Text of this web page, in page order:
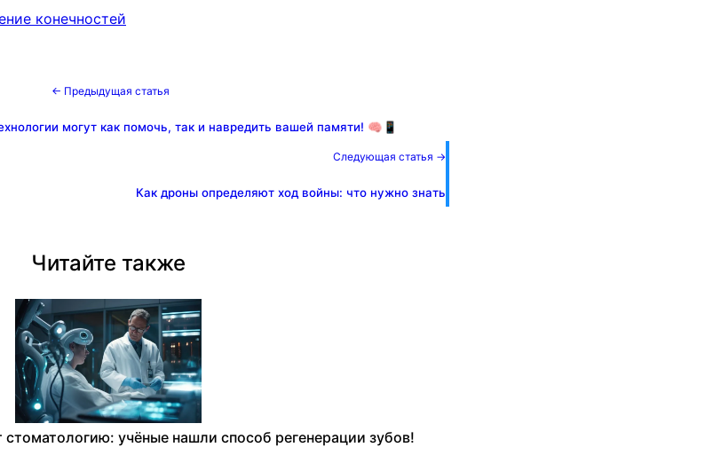
конечностей
← Предыдущая статья
могут как помочь, так и навредить вашей памяти! 🧠📱
Следующая статья →
Как дроны определяют ход войны: что нужно знать
Читайте также
учёные нашли способ регенерации зубов!